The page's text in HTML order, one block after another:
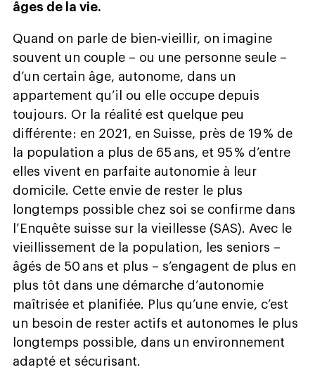
âges de la vie.
Quand on parle de bien‑vieillir, on imagine
souvent un couple – ou une personne seule –
d’un certain âge, autonome, dans un
appartement qu’il ou elle occupe depuis
toujours. Or la réalité est quelque peu
différente : en 2021, en Suisse, près de 19 % de
la population a plus de 65 ans, et 95 % d’entre
elles vivent en parfaite autonomie à leur
domicile. Cette envie de rester le plus
longtemps possible chez soi se confirme dans
l’Enquête suisse sur la vieillesse (SAS). Avec le
vieillissement de la population, les seniors –
âgés de 50 ans et plus – s’engagent de plus en
plus tôt dans une démarche d’autonomie
maîtrisée et planifiée. Plus qu’une envie, c’est
un besoin de rester actifs et autonomes le plus
longtemps possible, dans un environnement
adapté et sécurisant.